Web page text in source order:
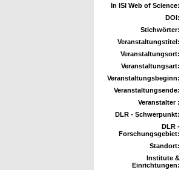
In ISI Web of Science:
DOI:
Stichwörter:
Veranstaltungstitel:
Veranstaltungsort:
Veranstaltungsart:
Veranstaltungsbeginn:
Veranstaltungsende:
Veranstalter :
DLR - Schwerpunkt:
DLR -
Forschungsgebiet:
Standort:
Institute &
Einrichtungen: